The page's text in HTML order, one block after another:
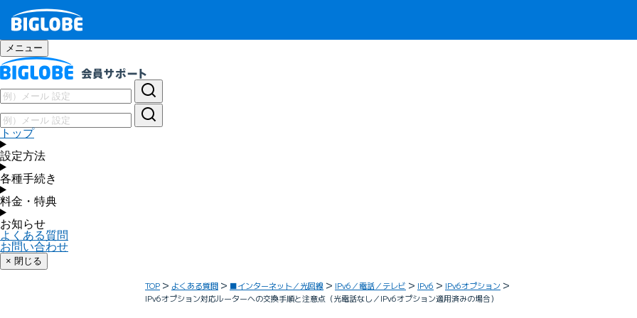
メニュー
トップ
設定方法
各種手続き
料金・特典
お知らせ
よくある質問
お問い合わせ
× 閉じる
TOP よくある質問 ■インターネット／光回線 IPv6／電話／テレビ IPv6
IPv6オプション
IPv6オプション対応ルーターへの交換手順と注意点（光電話なし／IPv6オプション適用済みの場合）